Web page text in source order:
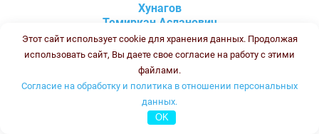
Хунагов
Темиркан Асланович
Биолог (после ПП и ПК - Биолог клинической лабораторной
диагностики)
Стаж:
Полшведкина Ольга Борисовна
Этот сайт использует cookie для хранения данных. Продолжая
использовать сайт, Вы даете свое согласие на работу с этими
файлами.
Согласие на обработку и политика в отношении персональных
данных.
OK